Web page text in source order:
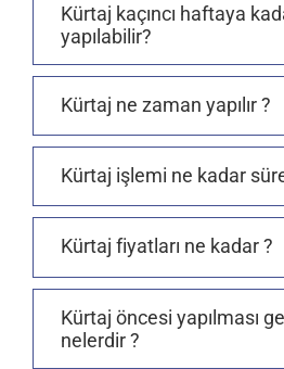
Kürtaj kaçıncı haftaya
yapılabilir?
Kürtaj ne zaman yapılır ?
Kürtaj işlemi ne kadar
Kürtaj fiyatları ne kadar ?
Kürtaj öncesi yapılması
nelerdir ?